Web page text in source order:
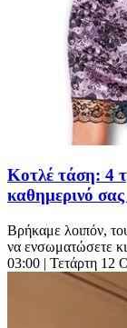
Κοτλέ τάση: 4
καθημερινό σας
Βρήκαμε λοιπόν,
να ενσωματώσετε
03:00 | Τετάρτη 12